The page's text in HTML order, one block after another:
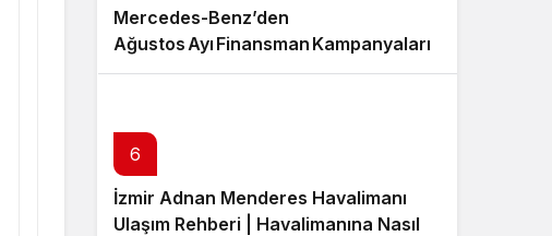
Mercedes-Benz’den
Ağustos Ayı Finansman Kampanyaları
6
İzmir Adnan Menderes Havalimanı
Ulaşım Rehberi | Havalimanına Nasıl